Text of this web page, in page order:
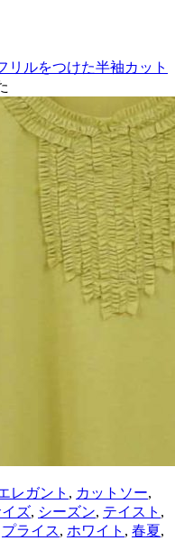
リルをつけた半袖カット
レガント , カットソー,
ズ, シーズン, テイスト ,
プライス, ホワイト , 春夏,